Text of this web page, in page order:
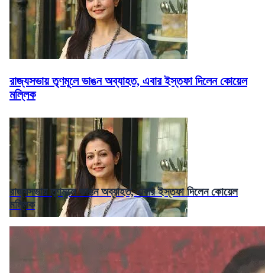
রাজ্যসভায় তৃণমূলে ভাঙন অব্যাহত, এবার ইস্তফা দিলেন কোয়েল
মল্লিক
রাজ্যসভায় তৃণমূলে ভাঙন অব্যাহত, এবার ইস্তফা দিলেন কোয়েল
মল্লিক